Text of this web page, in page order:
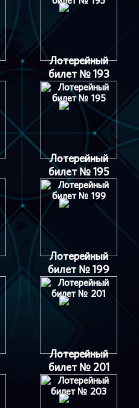
Лотерейный
билет № 193
Лотерейный
билет № 195
Лотерейный
билет № 199
Лотерейный
билет № 201